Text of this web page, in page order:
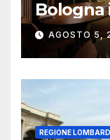
Bologna
AGOSTO 5,
REGIONE